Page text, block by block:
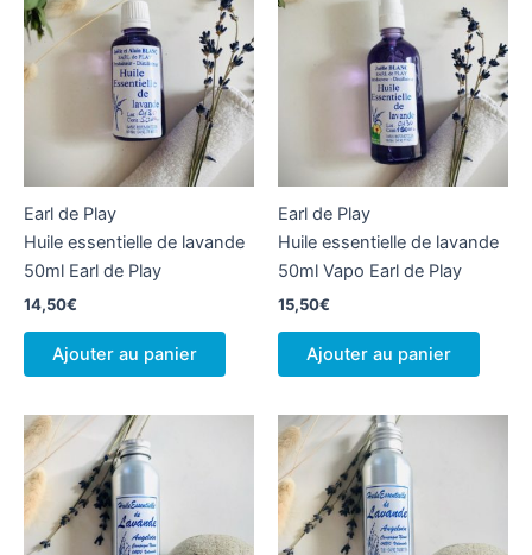
Earl de Play
Huile essentielle de lavande
50ml Earl de Play
14,50€
Ajouter au panier
Earl de Play
Huile essentielle de lavande
50ml Vapo Earl de Play
15,50€
Ajouter au panier